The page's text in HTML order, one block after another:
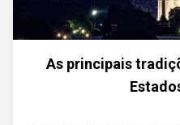
As principais